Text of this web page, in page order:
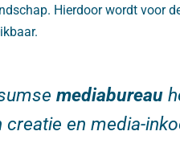
Hierdoor wordt voor
mediabureau
creatie en media-